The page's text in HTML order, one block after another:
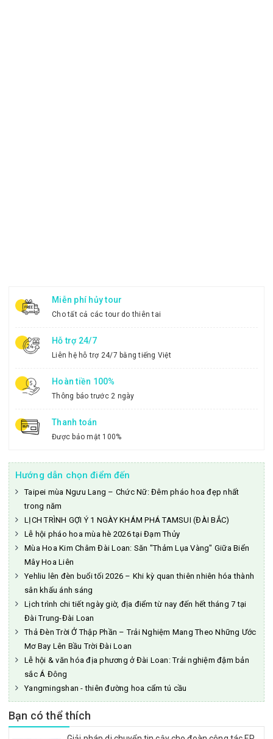
Miễn phí hủy tour
Cho tất cả các tour do thiên tai
Hỗ trợ 24/7
Liên hệ hỗ trợ 24/7 bằng tiếng Việt
Hoàn tiền 100%
Thông báo trước 2 ngày
Thanh toán
Được bảo mật 100%
Hướng dẫn chọn điểm đến
Taipei mùa Ngưu Lang – Chức Nữ: Đêm pháo hoa đẹp nhất
trong năm
LỊCH TRÌNH GỢI Ý 1 NGÀY KHÁM PHÁ TAMSUI (ĐÀI BẮC)
Lễ hội pháo hoa mùa hè 2026 tại Đạm Thủy
Mùa Hoa Kim Châm Đài Loan: Săn "Thảm Lụa Vàng" Giữa Biển
Mây Hoa Liên
Yehliu lên đèn buổi tối 2026 – Khi kỳ quan thiên nhiên hóa thành
sân khấu ánh sáng
Lịch trình chi tiết ngày giờ, địa điểm từ nay đến hết tháng 7 tại
Đài Trung-Đài Loan
Thả Đèn Trời Ở Thập Phần – Trải Nghiệm Mang Theo Những Ước
Mơ Bay Lên Bầu Trời Đài Loan
Lễ hội & văn hóa địa phương ở Đài Loan: Trải nghiệm đậm bản
sắc Á Đông
Yangmingshan - thiên đường hoa cẩm tú cầu
Bạn có thể thích